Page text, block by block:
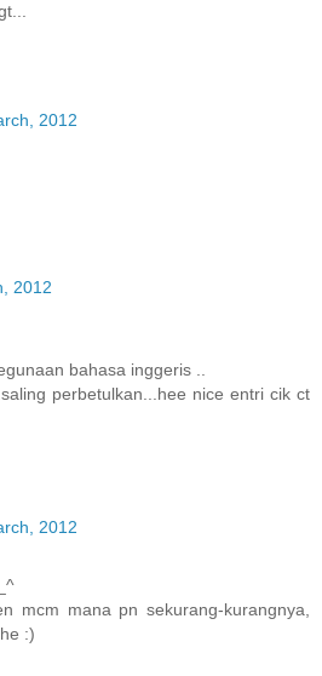
2012
2012
bahasa inggeris ..
perbetulkan...hee nice entri cik ct
2012
mcm mana pn sekurang-kurangnya,
:)